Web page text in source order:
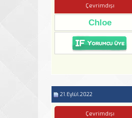
Çevrimdışı
Chloe
21.Eylül.2022
Çevrimdışı